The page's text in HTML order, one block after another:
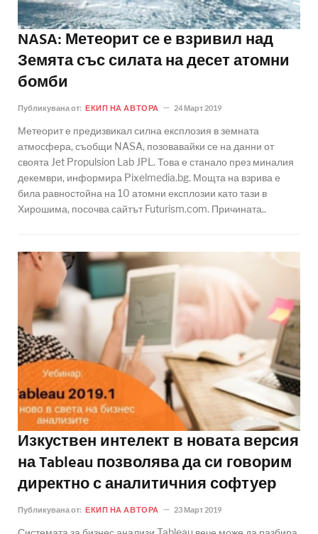
NASA: Метеорит се е взривил над
Земята със силата на десет атомни
бомби
Публикувана от: ЕКИП НА АВТОРА 24 Март 2019
Метеорит е предизвикал силна експлозия в земната
атмосфера, съобщи NASA, позовавайки се на данни от
своята Jet Propulsion Lab JPL. Това е станало през миналия
декември, информира Pixelmedia.bg. Мощта на взрива е
била равностойна на 10 атомни експлозии като тази в
Хирошима, посочва сайтът Futurism.com. Причината..
Изкуствен интелект в новата версия
на Tableau позволява да си говорим
директно с аналитичния софтуер
Публикувана от: ЕКИП НА АВТОРА 23 Март 2019